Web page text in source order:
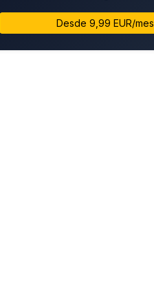
Desde 9,99 EUR/mes